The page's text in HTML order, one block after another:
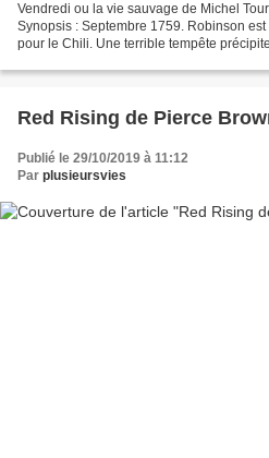
Vendredi ou la vie sauvage de Michel
Synopsis : Septembre 1759. Robinson
pour le Chili. Une terrible tempête
Red Rising de Pierce
Publié le 29/10/2019 à 11:12
Par plusieursvies